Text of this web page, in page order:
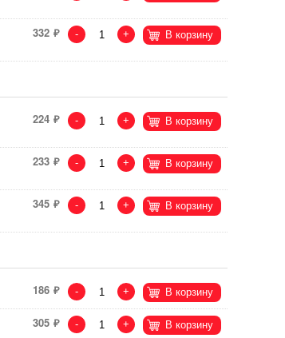
332 - + В корзину
224 - + В корзину
233 - + В корзину
345 - + В корзину
186 - + В корзину
305 - + В корзину